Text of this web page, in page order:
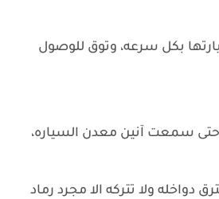
بكل سرعه، وتوق للوصول
سمعت آنين معدن السياره،
دواخله ولا تتركه الا مجرد رماد